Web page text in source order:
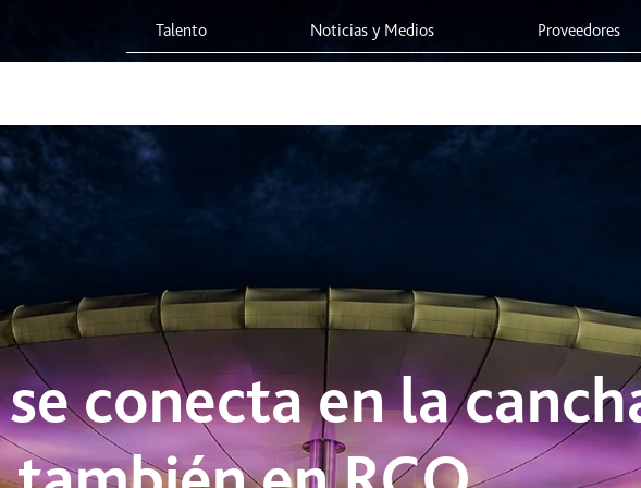
también en RCO - Red Vía Corta
Talento Noticias y Medios Proveedores
conecta en la